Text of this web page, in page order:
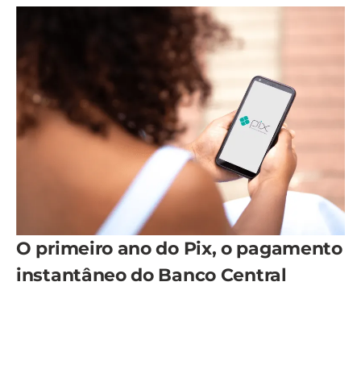
O primeiro ano do Pix, o pagamento
instantâneo do Banco Central